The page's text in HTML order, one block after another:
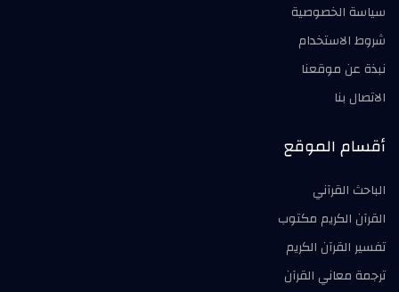
سياسة الخصوصية
شروط الاستخدام
نبذة عن موقعنا
الاتصال بنا
أقسام الموقع
الباحث القرآني
القرآن الكريم مكتوب
تفسير القرآن الكريم
ترجمة معاني القرآن